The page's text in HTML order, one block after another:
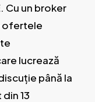
Cu un broker
ofertele
lucrează
până la
13